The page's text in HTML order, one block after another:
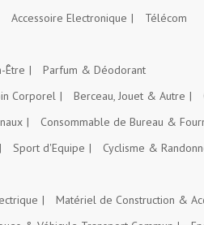
Accessoire Electronique
Télécom
Être
Parfum & Déodorant
Corporel Berceau, Jouet & Autre
Consommable de Bureau &
Sport d'Equipe Cyclisme &
Matériel de Construction &